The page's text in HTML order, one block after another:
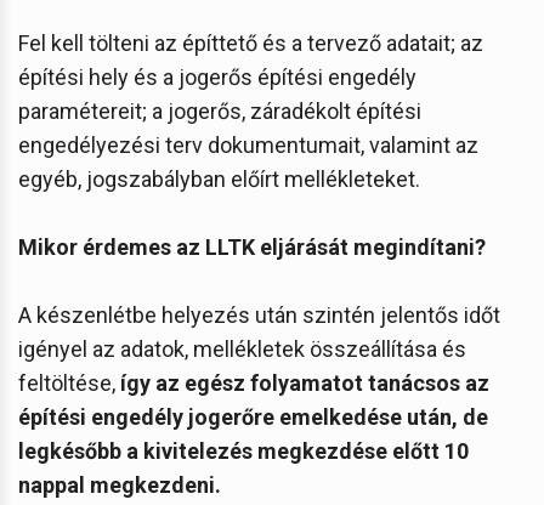
Fel kell tölteni az építtető és a tervező adatait; az
építési hely és a jogerős építési engedély
paramétereit; a jogerős, záradékolt építési
engedélyezési terv dokumentumait, valamint az
egyéb, jogszabályban előírt mellékleteket.
Mikor érdemes az LLTK eljárását megindítani?
A készenlétbe helyezés után szintén jelentős időt
igényel az adatok, mellékletek összeállítása és
feltöltése, így az egész folyamatot tanácsos az
építési engedély jogerőre emelkedése után, de
legkésőbb a kivitelezés megkezdése előtt 10
nappal megkezdeni.